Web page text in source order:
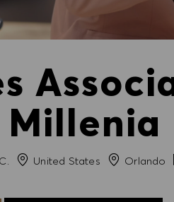
United States StadtOrlando